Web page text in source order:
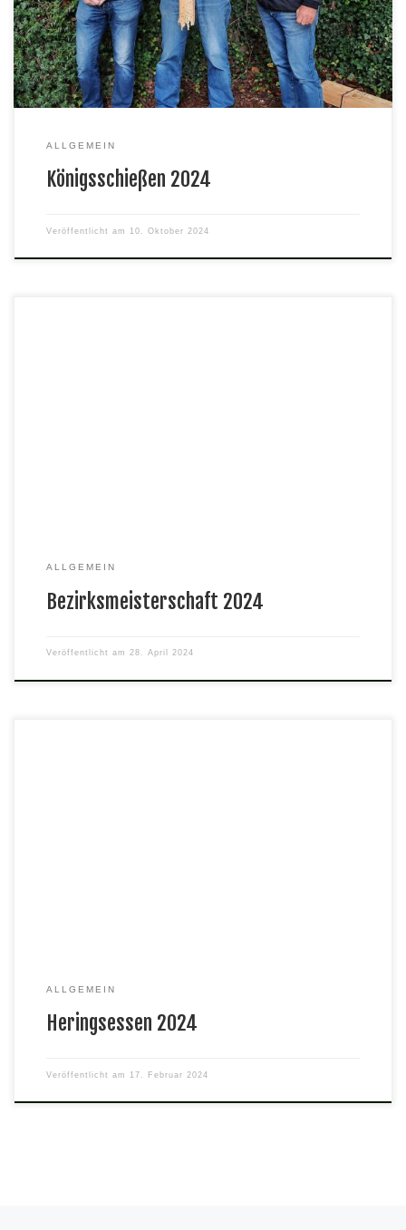
wurde der Balken unter dem Adler so durchtrennt, dass dieser
vom Podest fiel.
ALLGEMEIN
Königsschießen 2024
Veröffentlicht am 10. Oktober 2024
ALLGEMEIN
Bezirksmeisterschaft 2024
Veröffentlicht am 28. April 2024
ALLGEMEIN
Heringsessen 2024
Veröffentlicht am 17. Februar 2024